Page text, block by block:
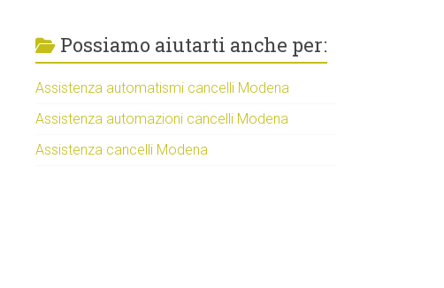
Possiamo aiutarti anche per:
Assistenza automatismi cancelli Modena
Assistenza automazioni cancelli Modena
Assistenza cancelli Modena